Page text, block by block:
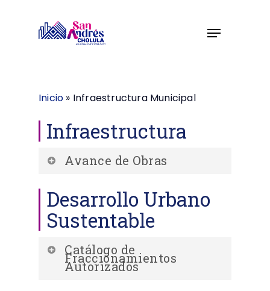
Menu
Inicio » Infraestructura Municipal
Infraestructura
Avance de Obras
Avance de obras, ejercicio 2024, 08
de abril de 2024
Desarrollo Urbano
Sustentable
Catálogo de
Fraccionamientos
Autorizados